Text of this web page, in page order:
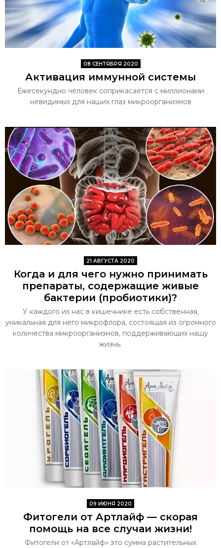
08 СЕНТЯБРЯ 2020
Активация иммунной системы
Ежесекундно человек соприкасается с миллионами
невидимых для наших глаз ми­кроорганизмов
21 АВГУСТА 2020
Когда и для чего нужно принимать
препараты, содержащие живые
бактерии (пробиотики)?
У каждого из нас в кишечнике есть собственная,
уникальная для него микрофлора, состоящая из огромного
количества микроорганизмов, поддерживающих нашу
жизнь.
09 ИЮНЯ 2020
Фитогели от Артлайф — скорая
помощь на все случаи жизни!
Фитогели от «Артлайф» это сумма растительных